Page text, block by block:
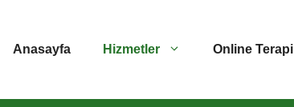
Anasayfa
Hizmetler Online Terapi